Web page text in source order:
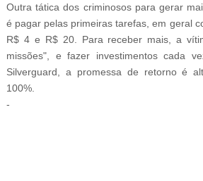
Outra tática dos criminosos para gerar
é pagar pelas primeiras tarefas, em geral
R$ 4 e R$ 20. Para receber mais, a
missões", e fazer investimentos cada
Silverguard, a promessa de retorno é
100%.
-